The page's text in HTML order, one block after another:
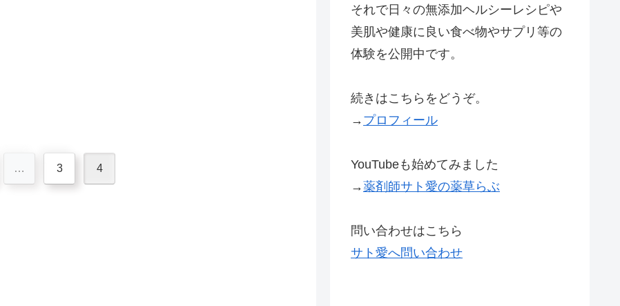
… 3 4
それで日々の無添加ヘルシーレシピや
美肌や健康に良い食べ物やサプリ等の
体験を公開中です。
続きはこちらをどうぞ。
→ プロフィール
YouTubeも始めてみました
→薬剤師サト愛の薬草らぶ
問い合わせはこちら
サト愛へ問い合わせ